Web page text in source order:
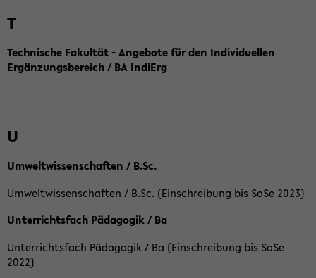
T
Technische Fakultät - Angebote für den Individuellen
Ergänzungsbereich / BA IndiErg
U
Umweltwissenschaften / B.Sc.
Umweltwissenschaften / B.Sc. (Einschreibung bis SoSe 2023)
Unterrichtsfach Pädagogik / Ba
Unterrichtsfach Pädagogik / Ba (Einschreibung bis SoSe
2022)